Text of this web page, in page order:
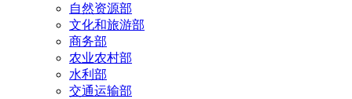
自然资源部
文化和旅游部
商务部
农业农村部
水利部
交通运输部